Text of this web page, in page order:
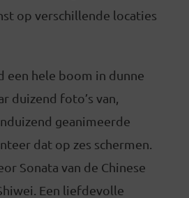
op verschillende locaties
een hele boom in dunne
duizend foto’s van,
geanimeerde
dat op zes schermen.
Sonata van de Chinese
Een liefdevolle